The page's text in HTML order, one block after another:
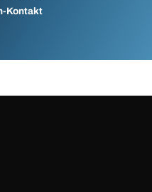
Kontakt